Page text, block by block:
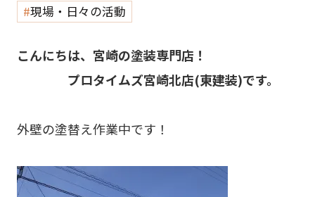
現場・日々の活動
こんにちは、宮崎の塗装専門店！
プロタイムズ宮崎北店(東建装)です。
外壁の塗替え作業中です！